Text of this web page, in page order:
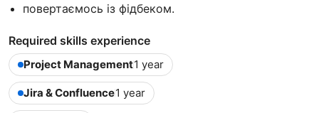
повертаємось із фідбеком.
Required skills experience
Project Management1 year
Jira & Confluence1 year